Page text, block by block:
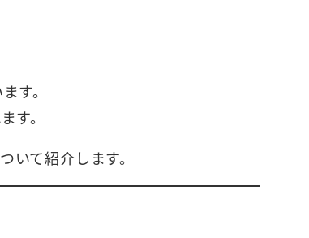
す。
す。
て紹介します。